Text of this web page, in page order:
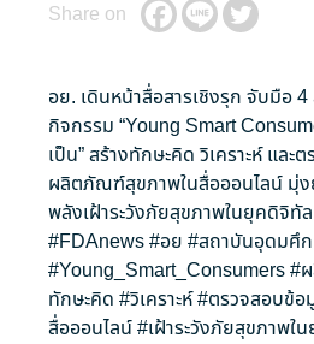
Share on
อย. เดินหน้าสื่อสารเชิงรุก จับมือ
กิจกรรม “Young Smart
เป็น” สร้างทักษะคิด วิเคราะห์ และ
ผลิตภัณฑ์สุขภาพในสื่อออนไลน์ มุ่
พลังเฝ้าระวังภัยสุขภาพในยุคดิจิทัล
#FDAnews#อย #สถาบันอุดมศึ
#Young_Smart_Consumers#
ทักษะคิด #วิเคราะห์#ตรวจสอบข้
สื่อออนไลน์#เฝ้าระวังภัยสุขภาพใ